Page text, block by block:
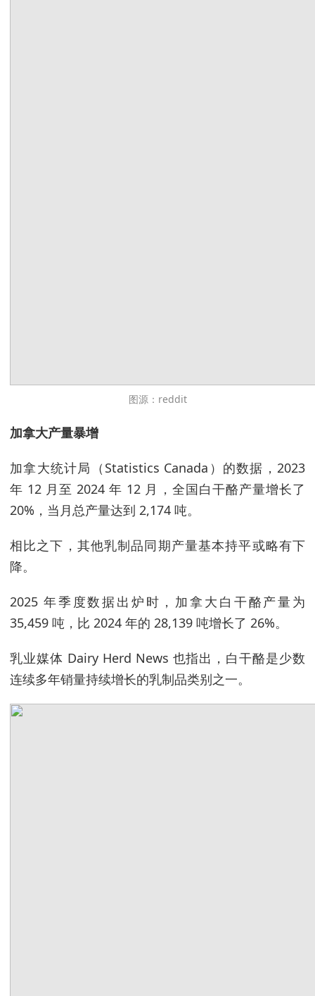
图源：reddit
加拿大产量暴增
加拿大统计局（Statistics Canada）的数据，2023
年 12 月至 2024 年 12 月，全国白干酪产量增长了
20%，当月总产量达到 2,174 吨。
相比之下，其他乳制品同期产量基本持平或略有下
降。
2025 年季度数据出炉时，加拿大白干酪产量为
35,459 吨，比 2024 年的 28,139 吨增长了 26%。
乳业媒体 Dairy Herd News 也指出，白干酪是少数
连续多年销量持续增长的乳制品类别之一。